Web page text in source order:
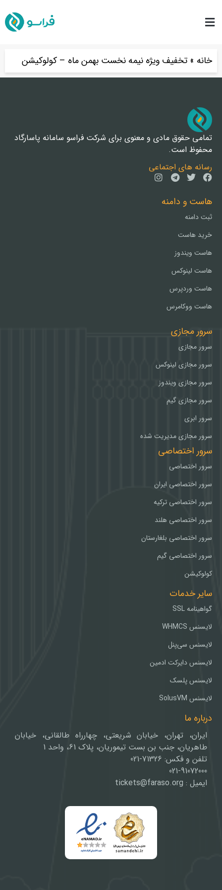
خانه » تخفیف ویژه نیمه نخست بهمن ماه – کولوکیشن
تمامی حقوق مادی و معنوی برای شرکت فراسو سامانه پاسارگاد
محفوظ است.
رسانه های اجتماعی
هاست و دامنه
ثبت دامنه
خرید هاست
هاست ویندوز
هاست لینوکس
هاست وردپرس
هاست ووکامرس
سرور مجازی
سرور مجازی
سرور مجازی لینوکس
سرور مجازی ویندوز
سرور مجازی گیم
سرور ابری
سرور مجازی مدیریت شده
سرور اختصاصی
سرور اختصاصی
سرور اختصاصی ایران
سرور اختصاصی ترکیه
سرور اختصاصی هلند
سرور اختصاصی بلغارستان
سرور اختصاصی گیم
کولوکیشن
سایر خدمات
گواهینامه SSL
لایسنس WHMCS
لایسنس سی‌پنل
لایسنس دایرکت ادمین
لایسنس پلسک
لایسنس SolusVM
درباره ما
ایران، تهران، خیابان شریعتی، چهارراه طالقانی، خیابان
طاهریان، جنب بن بست تیموریان، پلاک 61، واحد 1
تلفن و فکس: 71326-021
021-91072000
ایمیل : tickets@faraso.org